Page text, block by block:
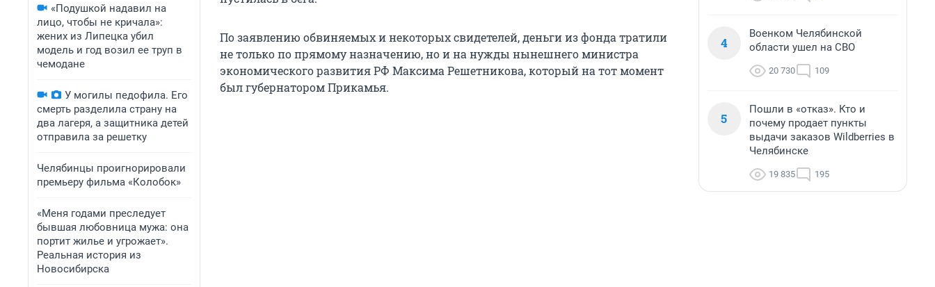
«Подушкой надавил на
лицо, чтобы не кричала»:
жених из Липецка убил
модель и год возил ее труп в
чемодане
У могилы педофила. Его
смерть разделила страну на
два лагеря, а защитника детей
отправила за решетку
Челябинцы проигнорировали
премьеру фильма «Колобок»
«Меня годами преследует
бывшая любовница мужа: она
портит жилье и угрожает».
Реальная история из
Новосибирска
По заявлению обвиняемых и некоторых свидетелей, деньги из фонда тратили
не только по прямому назначению, но и на нужды нынешнего министра
экономического развития РФ Максима Решетникова, который на тот момент
был губернатором Прикамья.
4
Военком Челябинской
области ушел на СВО
20 730 109
5
Пошли в «отказ». Кто и
почему продает пункты
выдачи заказов Wildberries в
Челябинске
19 835 195